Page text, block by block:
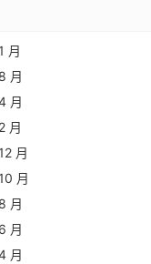
月
月
月
月
月
月
月
月
月